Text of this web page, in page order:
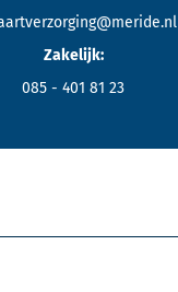
Zakelijk:
085 - 401 81 23